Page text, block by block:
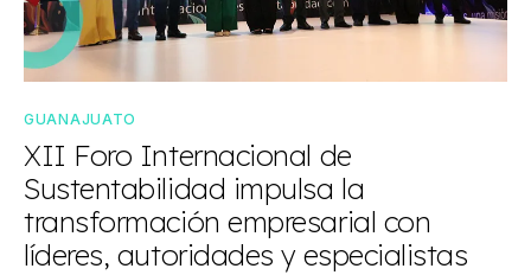
GUANAJUATO
XII Foro Internacional de
Sustentabilidad impulsa la
transformación empresarial con
líderes, autoridades y especialistas